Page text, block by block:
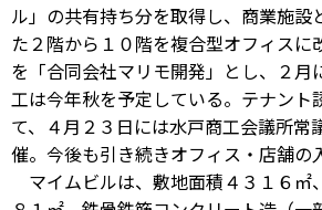
ル」の共有持ち分を取得し、商業施設
た２階から１０階を複合型オフィスに
を「合同会社マリモ開発」とし、２月
工は今年秋を予定している。テナント
て、４月２３日には水戸商工会議所常
催。今後も引き続きオフィス・店舗の
マイムビルは、敷地面積４３１６㎡